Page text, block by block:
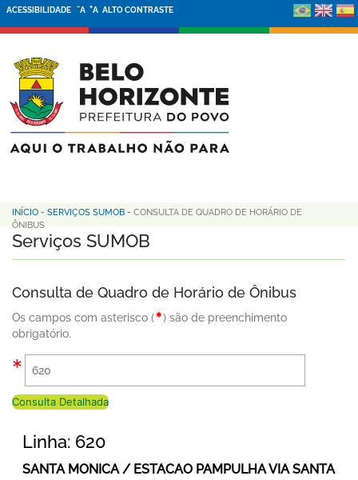
ACESSIBILIDADE -A +A ALTO CONTRASTE
INÍCIO - SERVIÇOS SUMOB - CONSULTA DE QUADRO DE HORÁRIO DE
ÔNIBUS
Serviços SUMOB
Consulta de Quadro de Horário de Ônibus
Os campos com asterisco (
) são de preenchimento
obrigatório.
Consulta Detalhada
Linha: 620
SANTA MONICA / ESTACAO PAMPULHA VIA SANTA